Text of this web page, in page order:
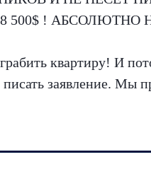
500$ ! АБСОЛЮТНО
квартиру! И
заявление. Мы